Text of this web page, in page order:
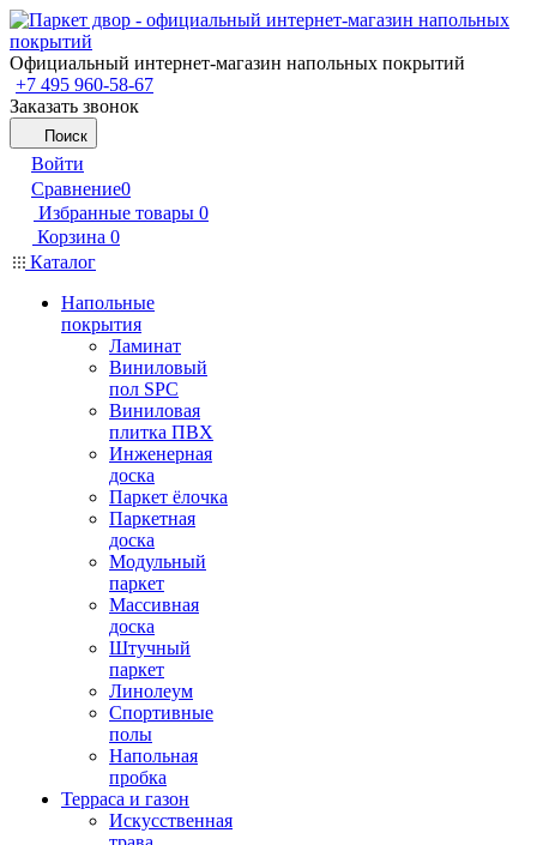
Официальный интернет-магазин напольных покрытий
+7 495 960-58-67
Заказать звонок
Поиск
Войти
Сравнение0
Избранные товары 0
Корзина 0
Каталог
Напольные
покрытия
Ламинат
Виниловый
пол SPC
Виниловая
плитка ПВХ
Инженерная
доска
Паркет ёлочка
Паркетная
доска
Модульный
паркет
Массивная
доска
Штучный
паркет
Линолеум
Спортивные
полы
Напольная
пробка
Терраса и газон
Искусственная